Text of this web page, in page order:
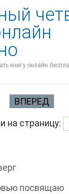
книгу онлайн
ВПЕРЕД
на страницу:
посвящаю